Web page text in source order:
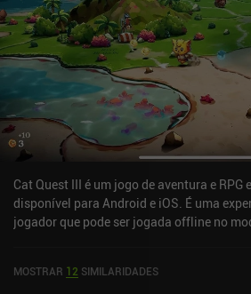
Cat Quest III é um jogo de aventura e RPG
disponível para Android e iOS. É uma
jogador que pode ser jogada offline no
MOSTRAR 12 SIMILARIDADES